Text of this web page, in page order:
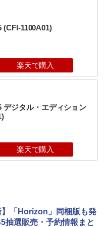
1100A01)
楽天で購入
デジタル・エディション
楽天で購入
】「Horizon」同梱版も発
抽選販売・予約情報まと